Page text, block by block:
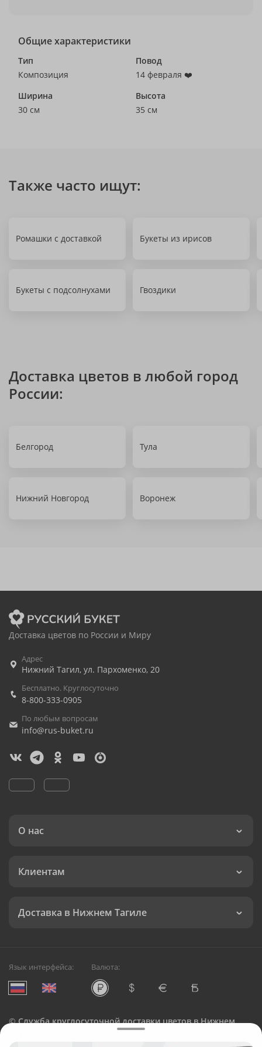
Общие характеристики
Тип
Композиция
Повод
14 февраля ❤️
Ширина
30 см
Высота
35 см
Также часто ищут:
Ромашки с доставкой Букеты из ирисов
Букеты с подсолнухами Гвоздики
Доставка цветов в любой город
России:
Белгород Тула
Нижний Новгород Воронеж
Доставка цветов по России и Миру
Адрес
Нижний Тагил, ул. Пархоменко, 20
Бесплатно. Круглосуточно
8-800-333-0905
По любым вопросам
info@rus-buket.ru
О нас
Клиентам
Доставка в Нижнем Тагиле
Язык интерфейса: Валюта:
©Служба круглосуточной доставки цветов в Нижнем
Русский Букет, 2026